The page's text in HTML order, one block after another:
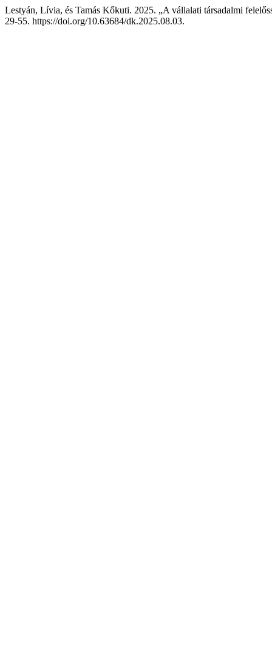
Lestyán, Lívia, és Tamás Kőkuti. 2025. „A vállalati társadalmi
29-55. https://doi.org/10.63684/dk.2025.08.03.